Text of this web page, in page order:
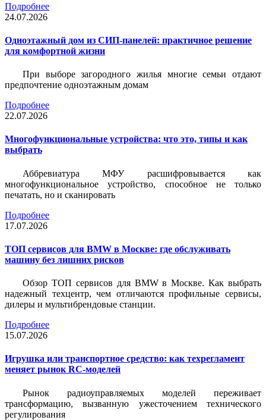
Подробнее
24.07.2026
Одноэтажный дом из СИП-панелей: практичное решение
для комфортной жизни
При выборе загородного жилья многие семьи отдают
предпочтение одноэтажным домам
Подробнее
22.07.2026
Многофункциональные устройства: что это, типы и как
выбрать
Аббревиатура МФУ расшифровывается как
многофункциональное устройство, способное не только
печатать, но и сканировать
Подробнее
17.07.2026
ТОП сервисов для BMW в Москве: где обслуживать
машину без лишних рисков
Обзор ТОП сервисов для BMW в Москве. Как выбрать
надежный техцентр, чем отличаются профильные сервисы,
дилеры и мультибрендовые станции.
Подробнее
15.07.2026
Игрушка или транспортное средство: как техрегламент
меняет рынок RC-моделей
Рынок радиоуправляемых моделей переживает
трансформацию, вызванную ужесточением технического
регулирования